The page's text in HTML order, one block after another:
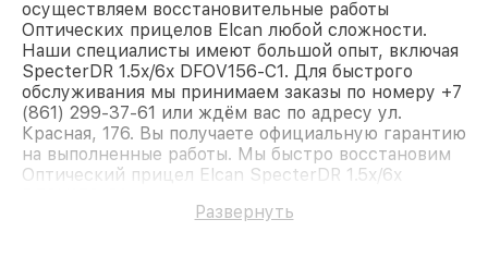
осуществляем восстановительные работы
Оптических прицелов Elcan любой сложности.
Наши специалисты имеют большой опыт, включая
SpecterDR 1.5x/6x DFOV156-C1. Для быстрого
обслуживания мы принимаем заказы по номеру +7
(861) 299-37-61 или ждём вас по адресу ул.
Красная, 176. Вы получаете официальную гарантию
на выполненные работы. Мы быстро восстановим
Оптический прицел Elcan SpecterDR 1.5x/6x
Развернуть